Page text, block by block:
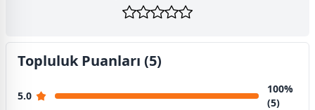
Topluluk Puanları (5)
5.0
100%
(5)